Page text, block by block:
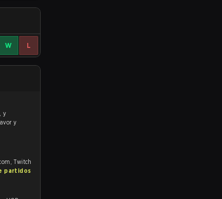
W L
y
Twitch
partidos